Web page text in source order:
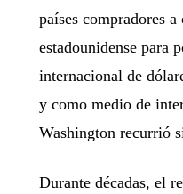
países compradores
estadounidense para
internacional de
y como medio de
Washington recurrió
Durante décadas, el